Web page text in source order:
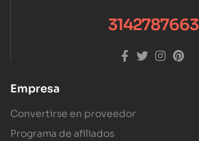
3142787663
Empresa
Convertirse en proveedor
Programa de afiliados